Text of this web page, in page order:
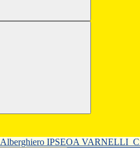
Alberghiero IPSEOA VARNELLI